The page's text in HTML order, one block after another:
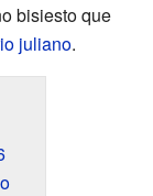
bisiesto que
juliano.